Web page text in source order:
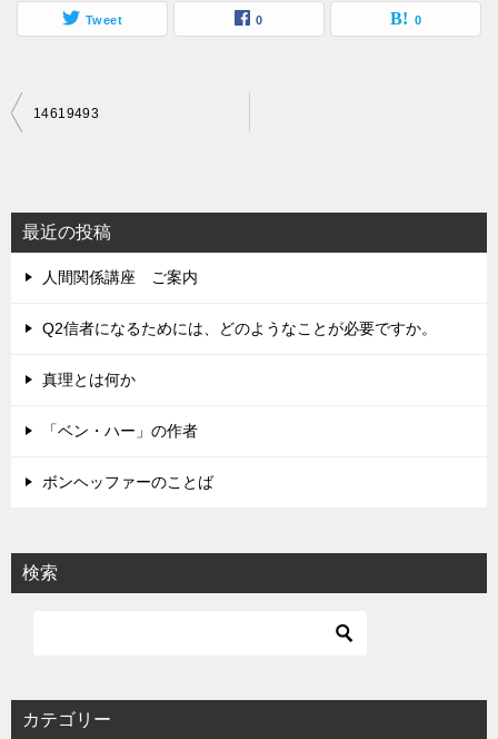
Tweet 0 0
投
ビ
ゲ
ー
シ
14619493
最近の投稿
人間関係講座 ご案内
Q2信者になるためには、どのようなことが必要ですか。
真理とは何か
「ベン・ハー」の作者
ボンヘッファーのことば
検索
カテゴリー